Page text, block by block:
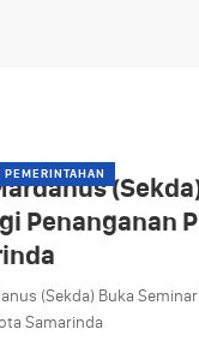
PEMERINTAHAN
Penanganan
(Sekda) Buka
Samarinda